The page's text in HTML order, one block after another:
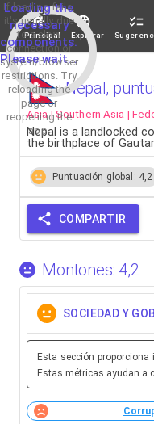
Loading the
necessary
components.
Please wait...
If loading fails,
it's usually due
to a slow
connection or
system/browser
restrictions. Try
reloading the
page or
reopening the
app.
Principal Explorar
Nepal,
Asia | Southern Asia |
Nepal is a landlocked
the birthplace of
Puntuación global: 4,2
COMPARTIR
Montones: 4,2
SOCIEDAD Y
Esta sección
Estas métricas ayudan a